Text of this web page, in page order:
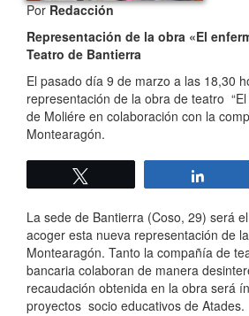
PorRedacción
Representación de la obra «El
Teatro de Bantierra
El pasado día 9 de marzo a las 18,30
representación de la obra de teatro
de Moliére en colaboración con la
Montearagón.
La sede de Bantierra (Coso, 29) será
acoger esta nueva representación de
Montearagón. Tanto la compañía de
bancaria colaboran de manera
recaudación obtenida en la obra será
proyectos socio educativos de Atades.